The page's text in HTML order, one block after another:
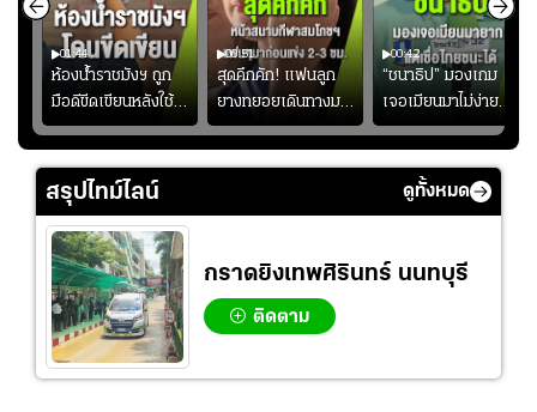
01:44
ห้องน้ำราชมังฯ ถูก
มือดีขีดเขียนหลังใช้
งานเพียงนัดเดียว
สมาคมฟุตบอลฯ
วอนแฟนบอลร่วมกัน
ดูแล
00:51
สุดคึกคัก! แฟนลูก
ยางทยอยเดินทางมา
หน้าสนามกีฬา
สมโภชฯ กันอย่าง
00:42
“ชนาธิป” มองเกม
เจอเมียนมาไม่ง่าย
ยอมรับเป็นงานยาก
สำหรับทีมชาติไทย
แต่เชื่อมั่นศักยภาพ
สรุปไทม์ไลน์ ดูทั้งหมด
กราดยิงเทพศิรินทร์ นนทบุรี
ติดตาม